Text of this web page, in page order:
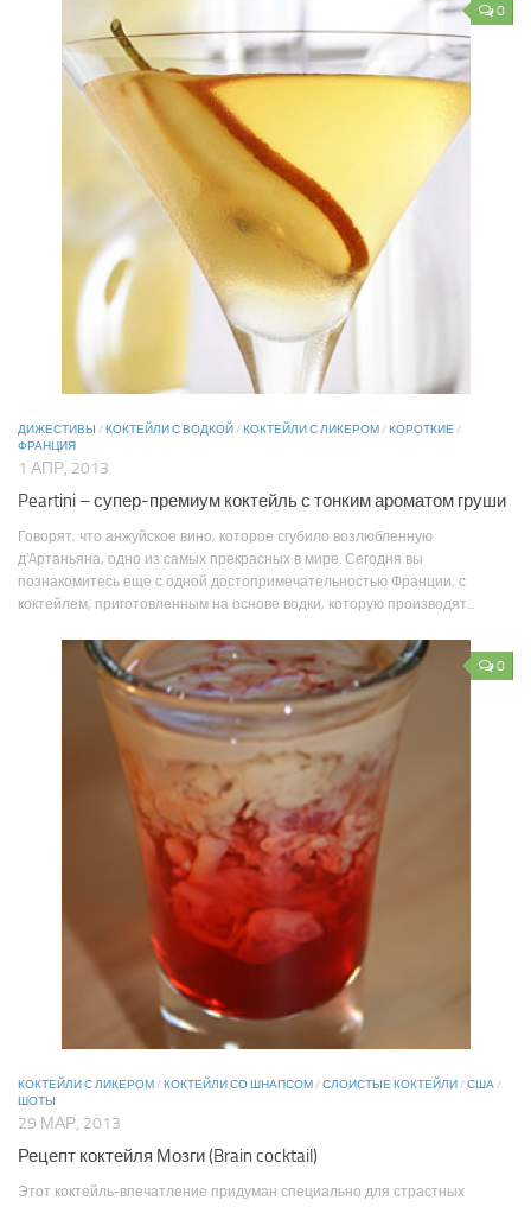
0
ДИЖЕСТИВЫ /КОКТЕЙЛИ С ВОДКОЙ/КОКТЕЙЛИ С ЛИКЕРОМ/КОРОТКИЕ/
ФРАНЦИЯ
1 АПР, 2013
Peartini – супер-премиум коктейль с тонким ароматом груши
Говорят, что анжуйское вино, которое сгубило возлюбленную
д’Aртаньяна, одно из самых прекрасных в мире. Сегодня вы
познакомитесь еще с одной достопримечательностью Франции, с
коктейлем, приготовленным на основе водки, которую производят...
0
КОКТЕЙЛИ С ЛИКЕРОМ/КОКТЕЙЛИ СО ШНАПСОМ/СЛОИСТЫЕ КОКТЕЙЛИ/США/
ШОТЫ
29 МАР, 2013
Рецепт коктейля Мозги (Brain cocktail)
Этот коктейль-впечатление придуман специально для страстных